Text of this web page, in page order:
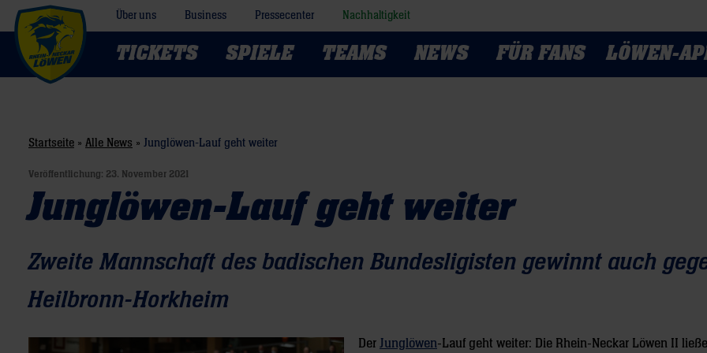
Über uns Business Pressecenter Nachhaltigkeit
TICKETS SPIELE TEAMS NEWS FÜR FANS LÖWEN-
Startseite » Alle News » Junglöwen-Lauf geht weiter
Veröffentlichung: 23. November 2021
Junglöwen-Lauf geht weiter
Zweite Mannschaft des badischen Bundesligisten gewinnt auch
Heilbronn-Horkheim
Der Junglöwen-Lauf geht weiter: Die Rhein-Neckar Löwen II